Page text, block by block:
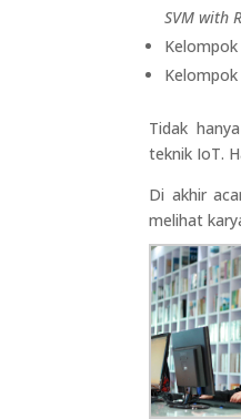
SVM with
Tidak
teknik IoT.
Di akhir
melihat